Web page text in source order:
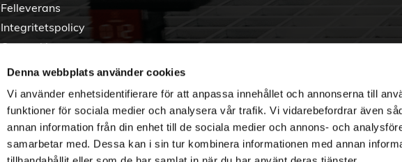
Denna webbplats använder cookies
Vi använder enhetsidentifierare för att anpassa innehållet och annonserna till
funktioner för sociala medier och analysera vår trafik. Vi vidarebefordrar även
annan information från din enhet till de sociala medier och annons- och
samarbetar med. Dessa kan i sin tur kombinera informationen med annan
Felleverans
Integritetspolicy
Om cookies